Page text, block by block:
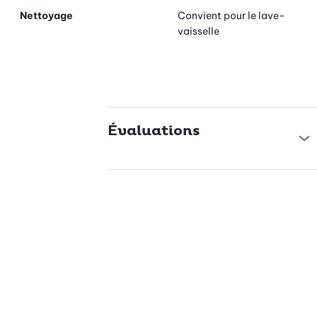
Nettoyage
Convient pour le lave-
vaisselle
Évaluations